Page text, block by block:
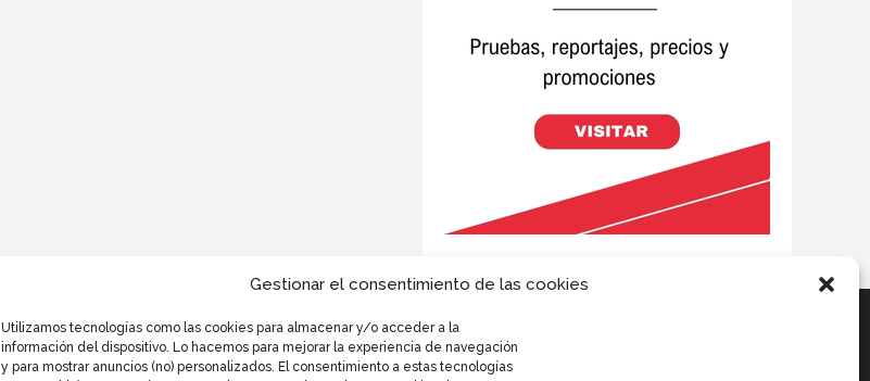
Gestionar el consentimiento de las cookies
Utilizamos tecnologías como las cookies para almacenar y/o acceder a la
información del dispositivo. Lo hacemos para mejorar la experiencia de navegación
y para mostrar anuncios (no) personalizados. El consentimiento a estas tecnologías